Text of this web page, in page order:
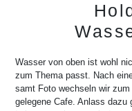
Wasser von oben ist wohl
zum Thema passt. Nach
samt Foto wechseln wir
gelegene Cafe. Anlass dazu